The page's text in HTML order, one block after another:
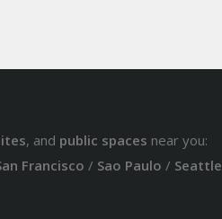
, and public spaces near you:
Francisco / Sao Paulo / Seattle